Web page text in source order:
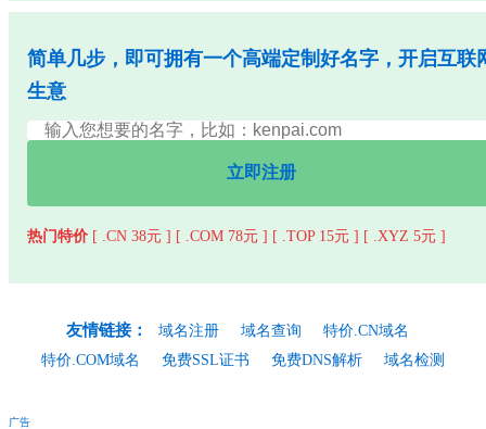
简单几步，即可拥有一个高端定制好名字，开启互联
生意
立即注册
热门特价 [ .CN 38元 ] [ .COM 78元 ] [ .TOP 15元 ] [ .XYZ 5元 ]
友情链接： 域名注册 域名查询
特价.CN域名
特价.COM域名
免费SSL证书 免费DNS解析 域名检测
广告